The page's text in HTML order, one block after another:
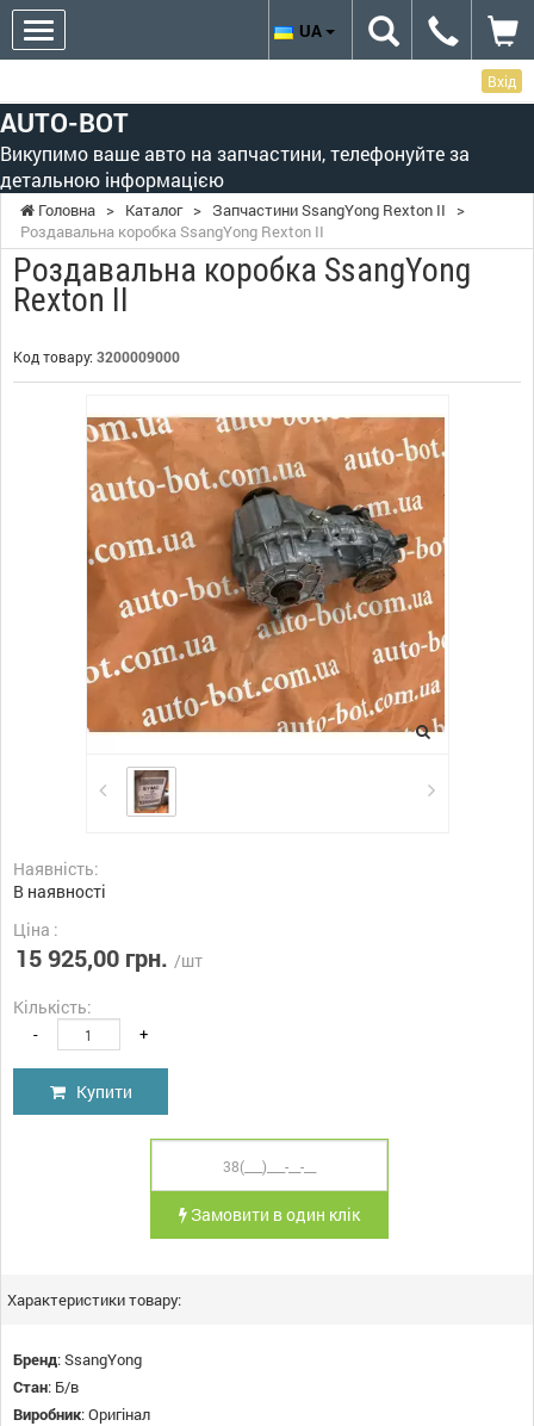
Вхід
AUTO-BOT
Викупимо ваше авто на запчастини, телефонуйте за
детальною інформацією
UA
Головна > Каталог > Запчастини SsangYong Rexton II
>
Роздавальна коробка SsangYong Rexton II
Роздавальна коробка SsangYong
Rexton II
Код товару: 3200009000
Наявність:
В наявності
Ціна :
15 925,00 грн. /шт
Кількість:
- +
Купити
Замовити в один клік
Характеристики товару:
Бренд:SsangYong
Стан: Б/в
Виробник:Оригінал